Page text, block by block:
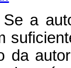
a
da